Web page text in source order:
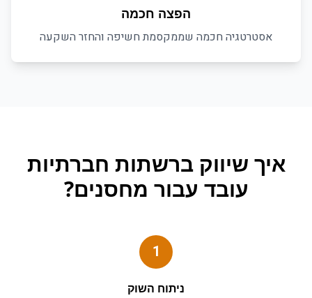
הפצה חכמה
אסטרטגיה חכמה שממקסמת חשיפה והחזר השקעה
איך שיווק ברשתות חברתיות
עובד עבור מחסנים?
1
ניתוח השוק